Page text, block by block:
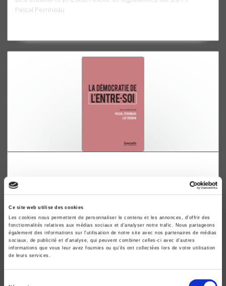
Ce site web utilise des cookies
Les cookies nous permettent de personnaliser le contenu et les annonces, d'offrir des
fonctionnalités relatives aux médias sociaux et d'analyser notre trafic. Nous partageons
également des informations sur l'utilisation de notre site avec nos partenaires de médias
sociaux, de publicité et d'analyse, qui peuvent combiner celles-ci avec d'autres
informations que vous leur avez fournies ou qu'ils ont collectées lors de votre utilisation
de leurs services.
Pascal Perrineau
Pascal Perrineau, Luc Rouban